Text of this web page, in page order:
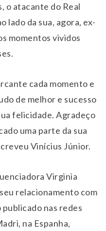
o atacante do Real
lado da sua, agora, ex-
momentos vividos
cada momento e
de melhor e sucesso
felicidade. Agradeço
uma parte da sua
Vinícius Júnior.
Virginia
relacionamento com
nas redes
na Espanha,